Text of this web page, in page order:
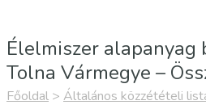
Élelmiszer alapanyag
Tolna Vármegye –
Főoldal > Általános közzétételi